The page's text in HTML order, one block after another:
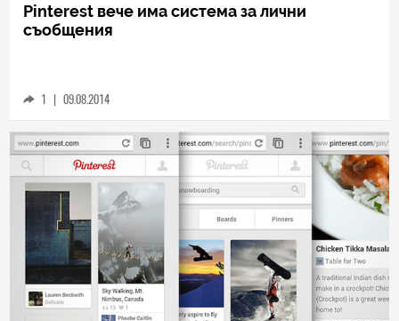
Pinterest вече има система за лични
съобщения
1 | 09.08.2014